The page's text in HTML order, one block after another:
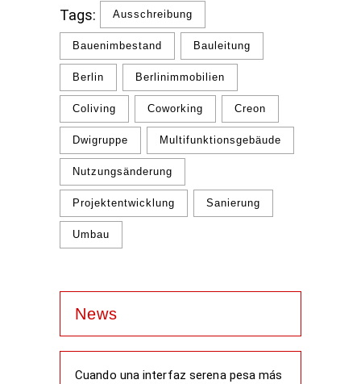
Tags: Ausschreibung
Bauenimbestand Bauleitung
Berlin Berlinimmobilien
Coliving Coworking Creon
Dwigruppe Multifunktionsgebäude
Nutzungsänderung
Projektentwicklung Sanierung
Umbau
News
Cuando una interfaz serena pesa más